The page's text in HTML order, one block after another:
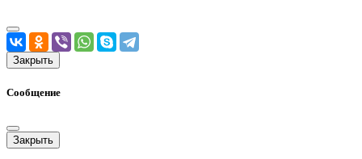
Закрыть
Сообщение
Закрыть